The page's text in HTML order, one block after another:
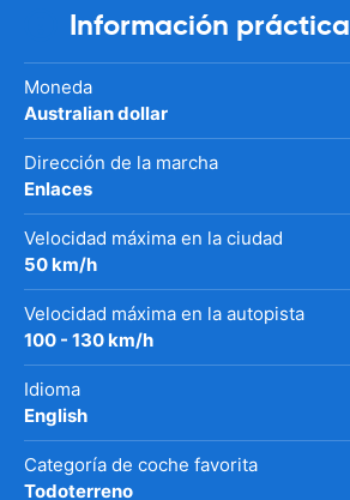
Información práctica
Moneda
Australian dollar
Dirección de la marcha
Enlaces
Velocidad máxima en la ciudad
50 km/h
Velocidad máxima en la autopista
100 - 130 km/h
Idioma
English
Categoría de coche favorita
Todoterreno